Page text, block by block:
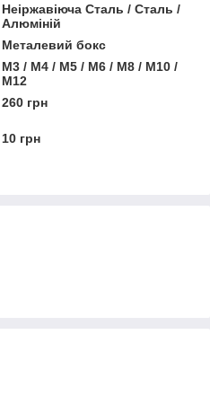
Неіржавіюча Сталь / Сталь /
Алюміній
Металевий бокс
М3 / М4 / М5 / М6 / М8 / М10 /
М12
260 грн
10 грн